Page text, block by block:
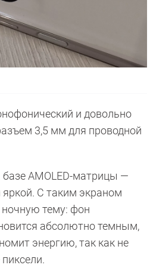
и довольно
3,5 мм для проводной
AMOLED-матрицы —
яркой. С таким экраном
тему: фон
абсолютно темным,
энергию, так как не